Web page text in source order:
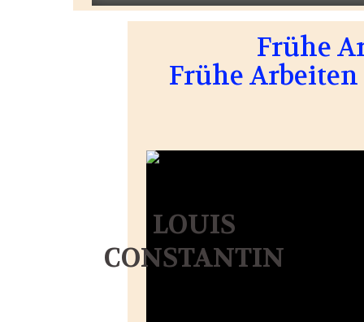
Frühe
Frühe
LOUIS
CONSTANTIN